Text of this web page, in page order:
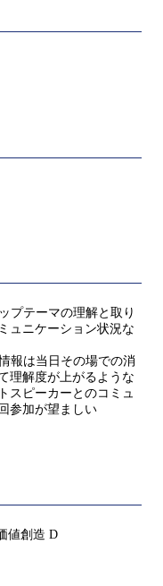
プテーマの理解と取り
ュニケーション状況な
報は当日その場での消
理解度が上がるような
スピーカーとのコミュ
参加が望ましい
値創造 D